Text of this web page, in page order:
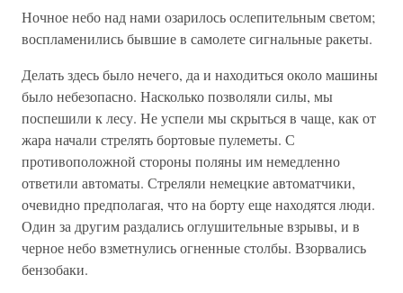
Ночное небо над нами озарилось ослепительным светом;
воспламенились бывшие в самолете сигнальные ракеты.
Делать здесь было нечего, да и находиться около машины
было небезопасно. Насколько позволяли силы, мы
поспешили к лесу. Не успели мы скрыться в чаще, как от
жара начали стрелять бортовые пулеметы. С
противоположной стороны поляны им немедленно
ответили автоматы. Стреляли немецкие автоматчики,
очевидно предполагая, что на борту еще находятся люди.
Один за другим раздались оглушительные взрывы, и в
черное небо взметнулись огненные столбы. Взорвались
бензобаки.